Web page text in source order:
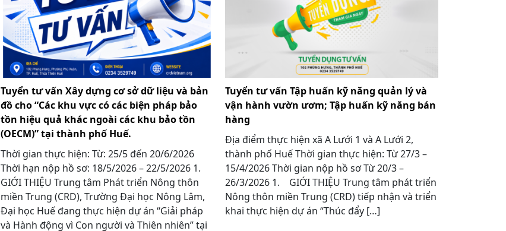
Tuyển tư vấn Xây dựng cơ sở dữ liệu và bản
đồ cho “Các khu vực có các biện pháp bảo
tồn hiệu quả khác ngoài các khu bảo tồn
(OECM)” tại thành phố Huế.
Thời gian thực hiện: Từ: 25/5 đến 20/6/2026
Thời hạn nộp hồ sơ: 18/5/2026 – 22/5/2026 1.
GIỚI THIỆU Trung tâm Phát triển Nông thôn
miền Trung (CRD), Trường Đại học Nông Lâm,
Đại học Huế đang thực hiện dự án “Giải pháp
và Hành động vì Con người và Thiên nhiên” tại
Tuyển tư vấn Tập huấn kỹ năng quản lý và
vận hành vườn ươm; Tập huấn kỹ năng bán
hàng
Địa điểm thực hiện xã A Lưới 1 và A Lưới 2,
thành phố Huế Thời gian thực hiện: Từ 27/3 –
15/4/2026 Thời gian nộp hồ sơ Từ 20/3 –
26/3/2026 1. GIỚI THIỆU Trung tâm phát triển
Nông thôn miền Trung (CRD) tiếp nhận và triển
khai thực hiện dự án “Thúc đẩy […]